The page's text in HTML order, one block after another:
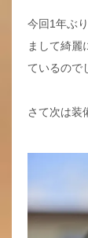
今回1年ぶ
まして綺麗
ているので
さて次は装